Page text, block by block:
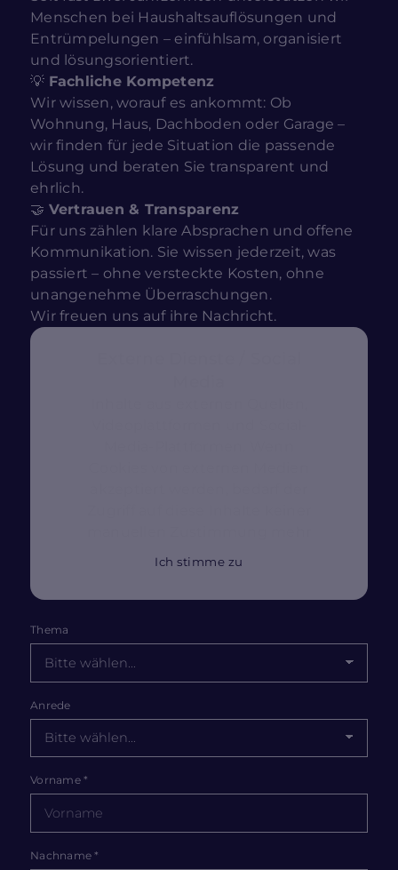
Menschen bei Haushaltsauflösungen und
Entrümpelungen – einfühlsam, organisiert
und lösungsorientiert.
💡 Fachliche Kompetenz
Wir wissen, worauf es ankommt: Ob
Wohnung, Haus, Dachboden oder Garage –
wir finden für jede Situation die passende
Lösung und beraten Sie transparent und
ehrlich.
🤝 Vertrauen & Transparenz
Für uns zählen klare Absprachen und offene
Kommunikation. Sie wissen jederzeit, was
passiert – ohne versteckte Kosten, ohne
unangenehme Überraschungen.
Wir freuen uns auf ihre Nachricht.
Ich stimme zu
Thema
Anrede
Vorname*
Nachname*